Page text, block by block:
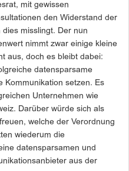
mit gewissen
den Widerstand der
misslingt. Der nun
nimmt zwar einige kleine
aus, doch es bleibt dabei:
datensparsame
Kommunikation setzen. Es
Unternehmen wie
Darüber würde sich als
welche der Verordnung
wiederum die
datensparsamen und
aus der